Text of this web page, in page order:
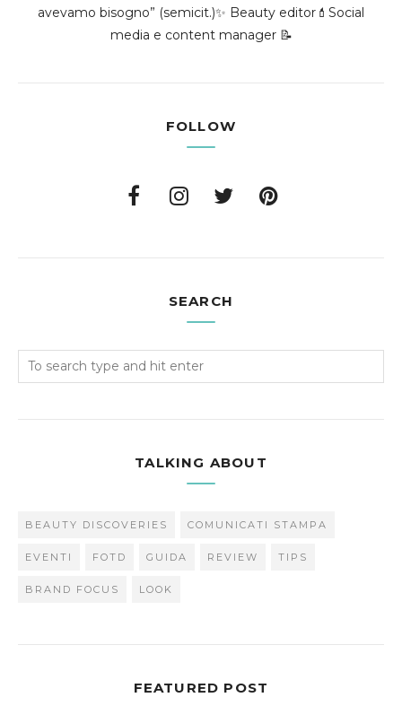
avevamo bisogno” (semicit.)✨ Beauty editor💄Social
media e content manager 📝
FOLLOW
SEARCH
TALKING ABOUT
BEAUTY DISCOVERIES COMUNICATI STAMPA
EVENTI FOTD GUIDA REVIEW TIPS
BRAND FOCUS LOOK
FEATURED POST